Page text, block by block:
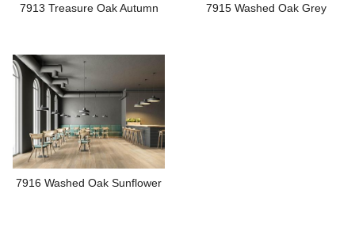
7913 Treasure Oak Autumn 7915 Washed Oak Grey
7916 Washed Oak Sunflower